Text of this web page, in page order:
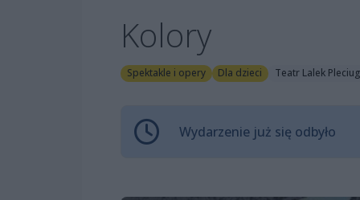
Kolory
Spektakle i opery Dla dzieci Teatr Lalek
Wydarzenie już się odbyło